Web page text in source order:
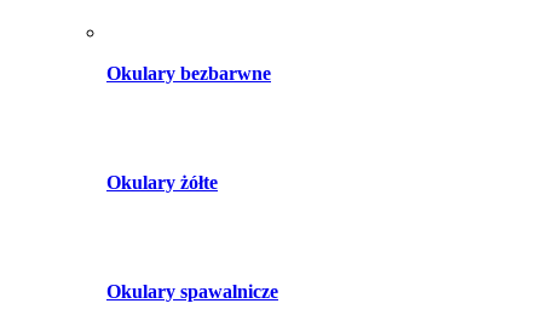
Okulary bezbarwne
Okulary żółte
Okulary spawalnicze